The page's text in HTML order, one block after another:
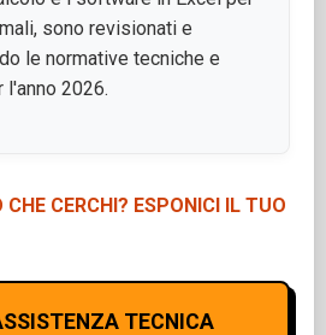
sono revisionati e
le normative tecniche e
2026.
CHE CERCHI? ESPONICI IL TUO
TECNICA